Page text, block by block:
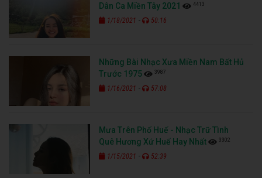
Dân Ca Miền Tây 2021
4413
1/18/2021 - 50:16
Những Bài Nhạc Xưa Miền Nam Bất Hủ
Trước 1975
3987
1/16/2021 - 57:08
Mưa Trên Phố Huế - Nhạc Trữ Tình
Quê Hương Xứ Huế Hay Nhất
3302
1/15/2021 - 52:39